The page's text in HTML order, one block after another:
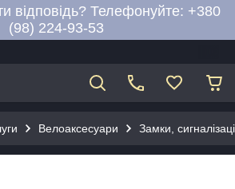
відповідь? Телефонуйте: +380
(98) 224-93-53
Велоаксесуари Замки,